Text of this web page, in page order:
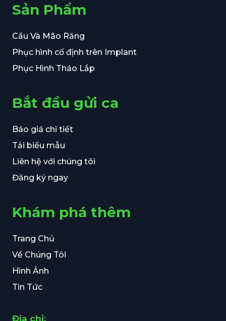
Sản Phẩm
Cầu Và Mão Răng
Phục hình cố định trên Implant
Phục Hình Tháo Lắp
Bắt đầu gửi ca
Báo giá chi tiết
Tải biểu mẫu
Liên hệ với chúng tôi
Đăng ký ngay
Khám phá thêm
Trang Chủ
Về Chúng Tôi
Hình Ảnh
Tin Tức
Địa chỉ: